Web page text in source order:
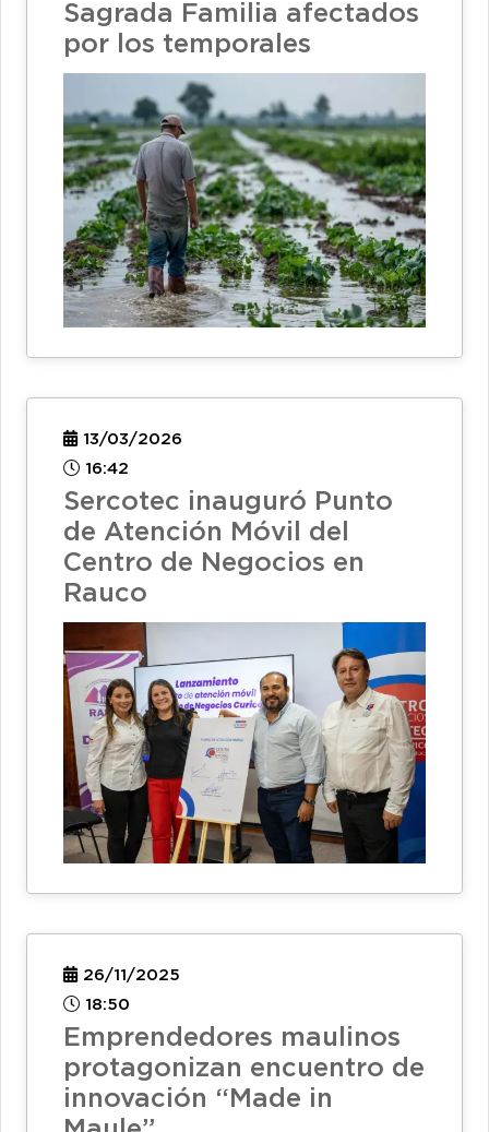
Sagrada Familia afectados
por los temporales
13/03/2026
16:42
Sercotec inauguró Punto
de Atención Móvil del
Centro de Negocios en
Rauco
26/11/2025
18:50
Emprendedores maulinos
protagonizan encuentro de
innovación “Made in